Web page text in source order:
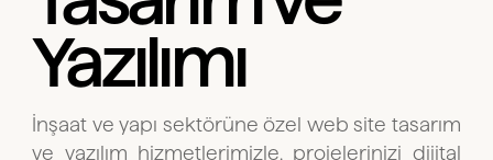
Yazılımı
İnşaat ve yapı sektörüne özel web site tasarım
ve yazılım hizmetlerimizle, projelerinizi dijital